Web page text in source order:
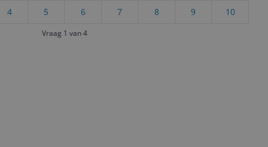
10
9
8
7
6
5
4
Vraag 1 van 4